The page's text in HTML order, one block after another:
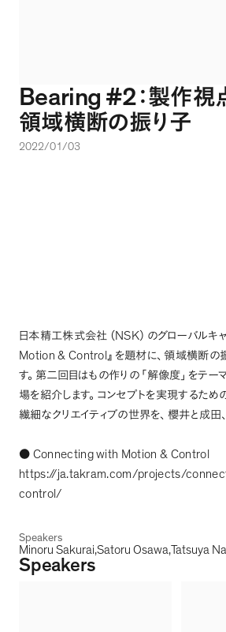
Bearing #2 ：製作視
領域横断の振り子
2022/01/03
日本精工株式会社 （ NSK） のグローバルキ
Motion & Control 』 を題材に、 領域横断の
す。 第二回目はもの作りの 「 解像度 」 をテー
場を紹介します。 コンセプトを実現するため
繊細なクリエイティブの世界を、 櫻井と成田 、
● Connecting with Motion & Control
https://ja.takram.com/projects/
control/
Speakers
Minoru Sakurai Satoru Osawa Tatsuya
Speakers